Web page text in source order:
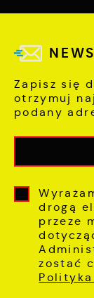
Zapisz się
otrzymuj
podany
drogą
przeze
zostać